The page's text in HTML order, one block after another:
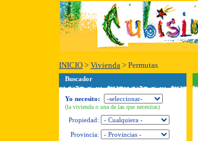
INICIO > Vivienda > Permutas
Buscador
Yo necesito:
(la vivienda o una de las que necesitas)
Propiedad:
Provincia: